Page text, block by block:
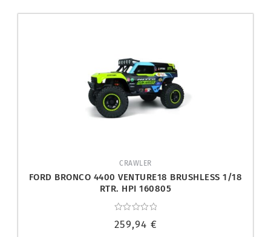
CRAWLER
FORD BRONCO 4400 VENTURE18 BRUSHLESS 1/18
RTR. HPI 160805
con
259,94 €